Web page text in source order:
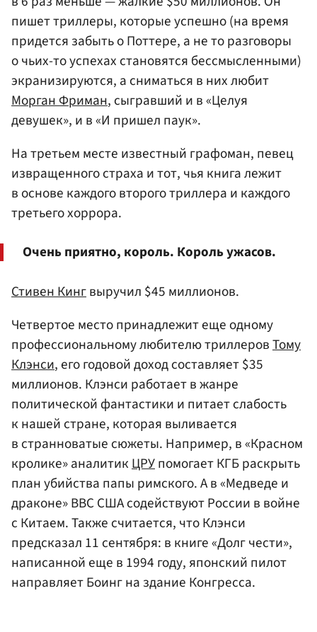
пишет триллеры, которые успешно (на время
придется забыть о Поттере, а не то разговоры
о чьих-то успехах становятся бессмысленными)
экранизируются, а сниматься в них любит
Морган Фриман, сыгравший и в «Целуя
девушек», и в «И пришел паук».
На третьем месте известный графоман, певец
извращенного страха и тот, чья книга лежит
в основе каждого второго триллера и каждого
третьего хоррора.
Очень приятно, король. Король ужасов.
Стивен Кингвыручил $45 миллионов.
Четвертое место принадлежит еще одному
профессиональному любителю триллеровТому
Клэнси, его годовой доход составляет $35
миллионов. Клэнси работает в жанре
политической фантастики и питает слабость
к нашей стране, которая выливается
в странноватые сюжеты. Например, в «Красном
кролике» аналитикЦРУпомогает КГБ раскрыть
план убийства папы римского. А в «Медведе и
драконе» ВВС США содействуют России в войне
с Китаем. Также считается, что Клэнси
предсказал 11 сентября: в книге «Долг чести»,
написанной еще в 1994 году, японский пилот
направляет Боинг на здание Конгресса.